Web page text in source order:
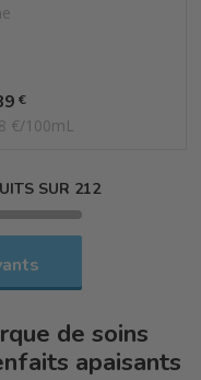
€
€/100mL
SUR 212
de soins
apaisants